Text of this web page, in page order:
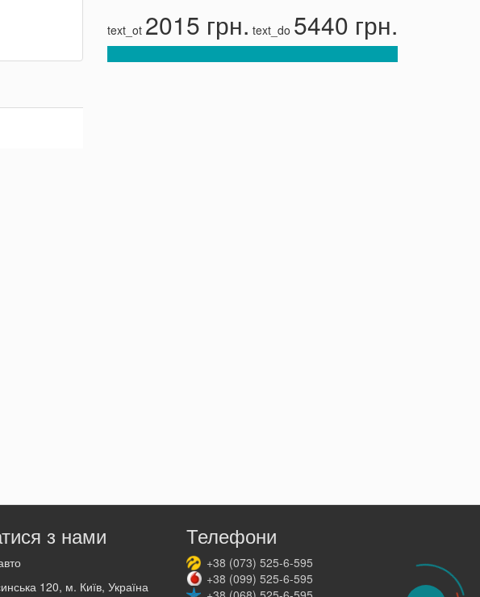
text_ot 2015 грн. text_do 5440 грн.
з нами
120, м. Київ, Україна
Телефони
+38 (073) 525-6-595
+38 (099) 525-6-595